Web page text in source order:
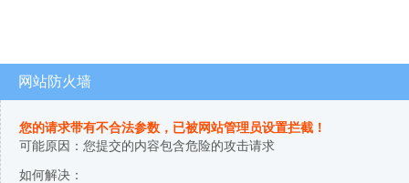
网站防火墙
您的请求带有不合法参数，已被网站管理员设置拦截！
可能原因：您提交的内容包含危险的攻击请求
如何解决：